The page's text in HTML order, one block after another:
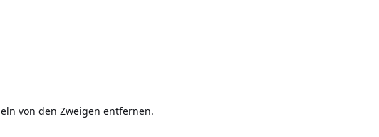
von den Zweigen entfernen.